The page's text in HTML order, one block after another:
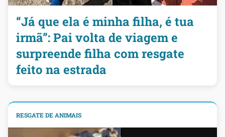
“Já que ela é minha filha, é tua
irmã”: Pai volta de viagem e
surpreende filha com resgate
feito na estrada
RESGATE DE ANIMAIS